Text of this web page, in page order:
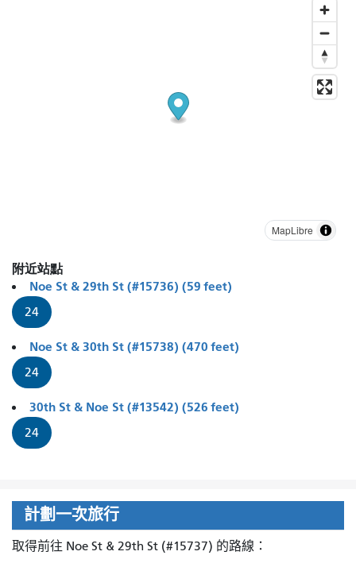
MapLibre
附近站點
Noe St & 29th St (#15736) (59 feet)
24
Noe St & 30th St (#15738) (470 feet)
24
30th St & Noe St (#13542) (526 feet)
24
計劃一次旅行
取得前往 Noe St & 29th St (#15737) 的路線：